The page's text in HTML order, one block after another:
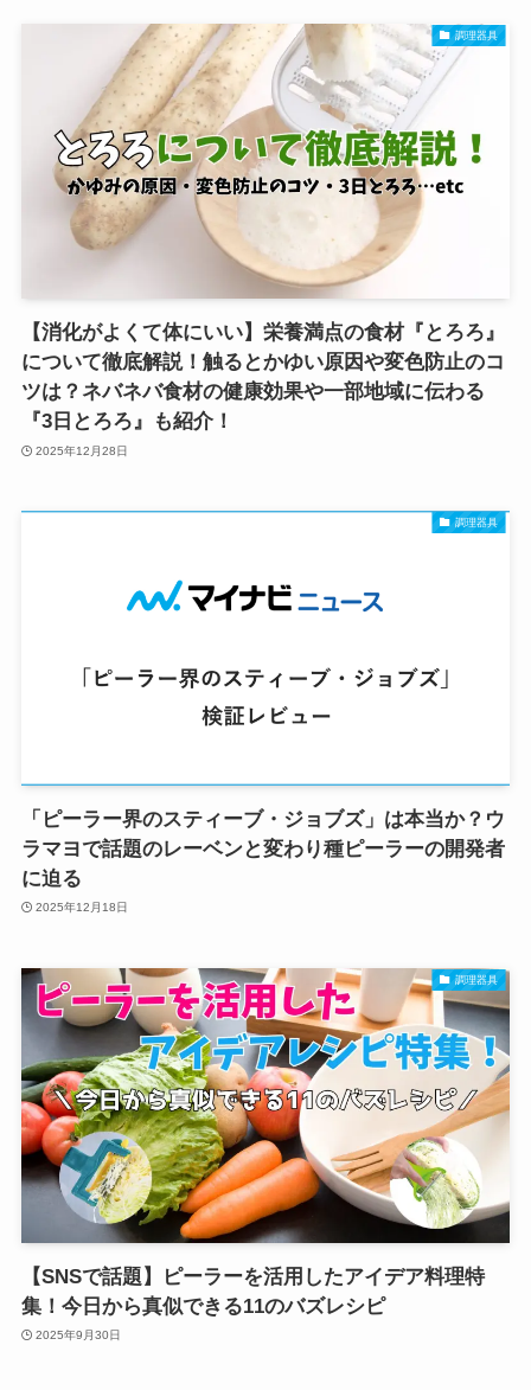
調理器具
【消化がよくて体にいい】栄養満点の食材『とろろ』
について徹底解説！触るとかゆい原因や変色防止のコ
ツは？ネバネバ食材の健康効果や一部地域に伝わる
『3日とろろ』も紹介！
2025年12月28日
調理器具
「ピーラー界のスティーブ・ジョブズ」は本当か？ウ
ラマヨで話題のレーベンと変わり種ピーラーの開発者
に迫る
2025年12月18日
調理器具
【SNSで話題】ピーラーを活用したアイデア料理特
集！今日から真似できる11のバズレシピ
2025年9月30日